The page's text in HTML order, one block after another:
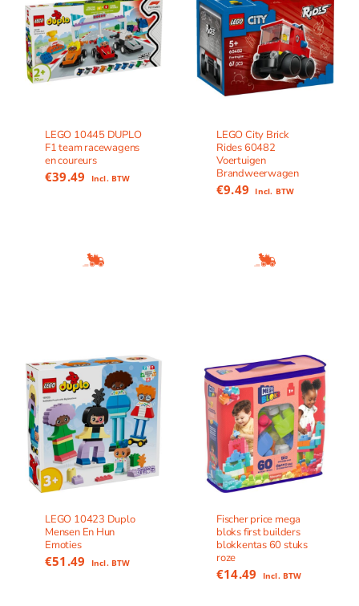
LEGO 10445 DUPLO
F1 team racewagens
en coureurs
€39.49 Incl. BTW
LEGO City Brick
Rides 60482
Voertuigen
Brandweerwagen
€9.49 Incl. BTW
LEGO 10423 Duplo
Mensen En Hun
Emoties
€51.49 Incl. BTW
Fischer price mega
bloks first builders
blokkentas 60 stuks
roze
€14.49 Incl. BTW